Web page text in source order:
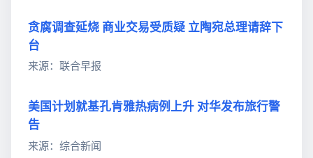
贪腐调查延烧 商业交易受质疑 立陶宛总理请辞下
台
来源：联合早报
美国计划就基孔肯雅热病例上升 对华发布旅行警
告
来源：综合新闻